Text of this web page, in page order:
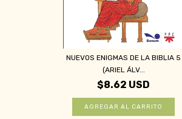
NUEVOS ENIGMAS DE LA BIBLIA 5
(ARIEL ÁLV...
$8.62 USD